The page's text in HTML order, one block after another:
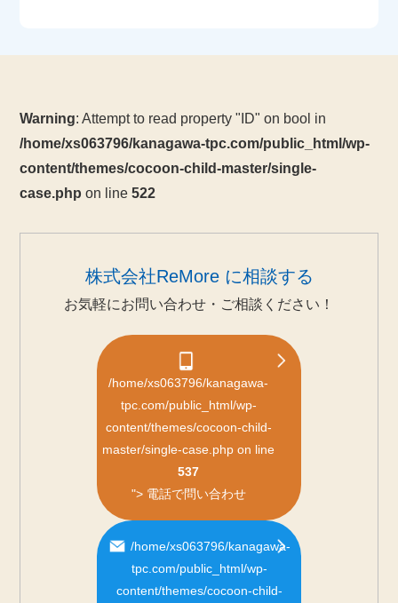
Warning: Attempt to read property "ID" on bool in
/home/xs063796/kanagawa-tpc.com/public_html/wp-
content/themes/cocoon-child-master/single-
case.php on line522
株式会社ReMore に相談する
お気軽にお問い合わせ・ご相談ください！
/home/xs063796/kanagawa-
tpc.com/public_html/wp-
content/themes/cocoon-child-
master/single-case.php on line
537
"> 電話で問い合わせ
/home/xs063796/kanagawa-
tpc.com/public_html/wp-
content/themes/cocoon-child-